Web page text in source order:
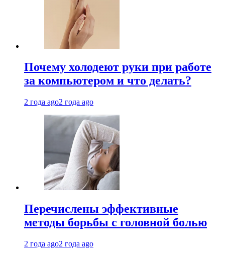
Почему холодеют руки при работе
за компьютером и что делать?
2 года ago2 года ago
Перечислены эффективные
методы борьбы с головной болью
2 года ago2 года ago